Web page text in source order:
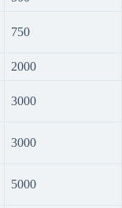
750
2000
3000
3000
5000